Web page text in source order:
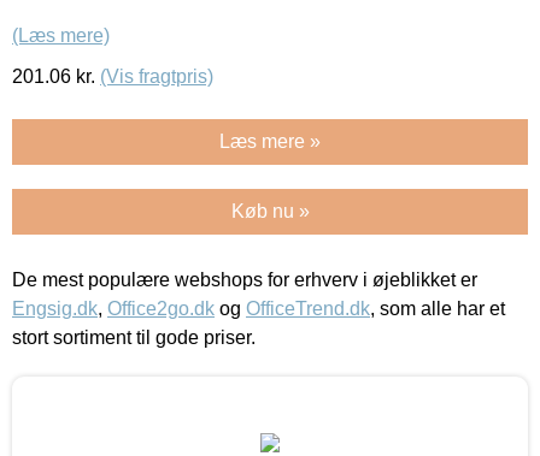
(Læs mere)
201.06 kr. (Vis fragtpris)
Læs mere »
Køb nu »
De mest populære webshops for erhverv i øjeblikket er
Engsig.dk, Office2go.dk og OfficeTrend.dk, som alle har et
stort sortiment til gode priser.